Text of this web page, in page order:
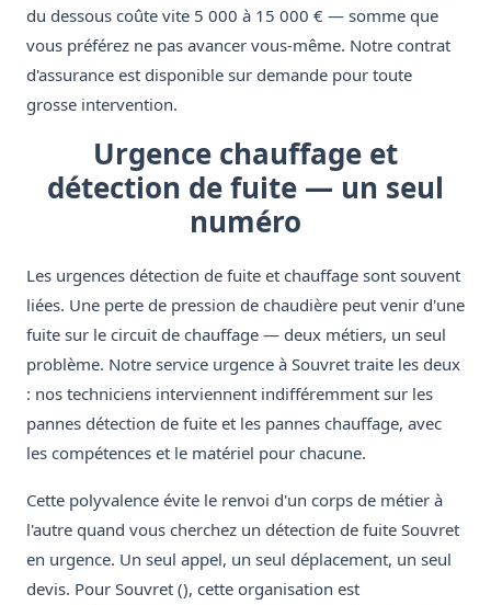
du dessous coûte vite 5 000 à 15 000 € — somme que
vous préférez ne pas avancer vous-même. Notre contrat
d'assurance est disponible sur demande pour toute
grosse intervention.
Urgence chauffage et
détection de fuite — un seul
numéro
Les urgences détection de fuite et chauffage sont souvent
liées. Une perte de pression de chaudière peut venir d'une
fuite sur le circuit de chauffage — deux métiers, un seul
problème. Notre service urgence à Souvret traite les deux
: nos techniciens interviennent indifféremment sur les
pannes détection de fuite et les pannes chauffage, avec
les compétences et le matériel pour chacune.
Cette polyvalence évite le renvoi d'un corps de métier à
l'autre quand vous cherchez un détection de fuite Souvret
en urgence. Un seul appel, un seul déplacement, un seul
devis. Pour Souvret (), cette organisation est